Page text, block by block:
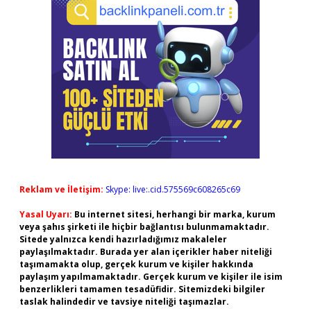
Reklam ve İletişim: Skype: live:.cid.575569c608265c69
Yasal Uyarı: Bu internet sitesi, herhangi bir marka, kurum
veya şahıs şirketi ile hiçbir bağlantısı bulunmamaktadır.
Sitede yalnızca kendi hazırladığımız makaleler
paylaşılmaktadır. Burada yer alan içerikler haber niteliği
taşımamakta olup, gerçek kurum ve kişiler hakkında
paylaşım yapılmamaktadır. Gerçek kurum ve kişiler ile isim
benzerlikleri tamamen tesadüfidir. Sitemizdeki bilgiler
taslak halindedir ve tavsiye niteliği taşımazlar.